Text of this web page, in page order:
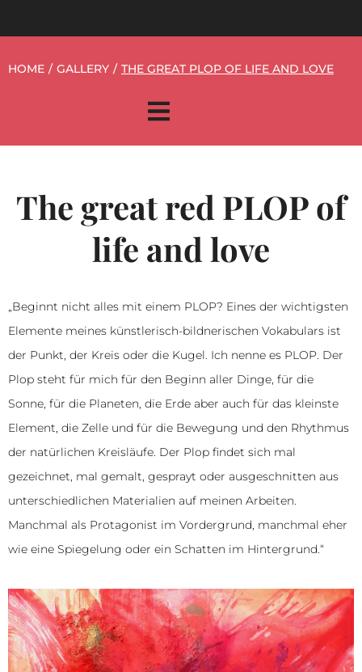
HOME / GALLERY / THE GREAT PLOP OF LIFE AND LOVE
The great red PLOP of
life and love
„Beginnt nicht alles mit einem PLOP? Eines der wichtigsten
Elemente meines künstlerisch-bildnerischen Vokabulars ist
der Punkt, der Kreis oder die Kugel. Ich nenne es PLOP. Der
Plop steht für mich für den Beginn aller Dinge, für die
Sonne, für die Planeten, die Erde aber auch für das kleinste
Element, die Zelle und für die Bewegung und den Rhythmus
der natürlichen Kreisläufe. Der Plop findet sich mal
gezeichnet, mal gemalt, gesprayt oder ausgeschnitten aus
unterschiedlichen Materialien auf meinen Arbeiten.
Manchmal als Protagonist im Vordergrund, manchmal eher
wie eine Spiegelung oder ein Schatten im Hintergrund.“